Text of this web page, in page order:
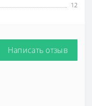
12
Написать отзыв